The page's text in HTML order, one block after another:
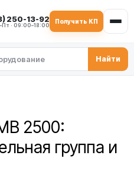
250-13-92
· 09:00–18:00
Получить КП
Найти
2500:
группа и